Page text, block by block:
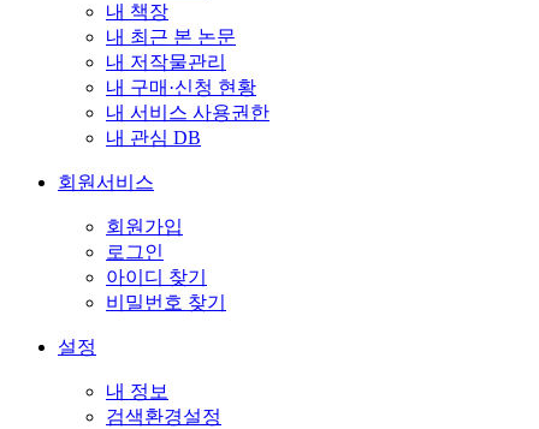
내 책장
내 최근 본 논문
내 저작물관리
내 구매·신청 현황
내 서비스 사용권한
내 관심 DB
회원서비스
회원가입
로그인
아이디 찾기
비밀번호 찾기
설정
내 정보
검색환경설정